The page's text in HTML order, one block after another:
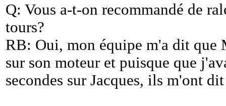
Q: Vous a-t-on recommandé de
tours?
RB: Oui, mon équipe m'a dit que
sur son moteur et puisque que
secondes sur Jacques, ils m'ont